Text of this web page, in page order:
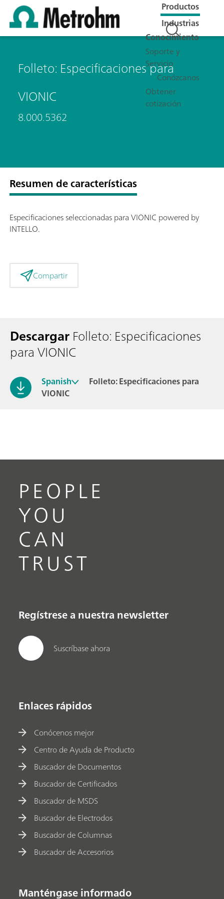
Productos
Industrias
Conocimiento
Soporte y
Servicio
Conózcanos
Obtener
cotización
Folleto: Especificaciones para
VIONIC
8.000.5362
Resumen de características
Especificaciones seleccionadas para VIONIC powered by
INTELLO.
Compartir
DescargarFolleto: Especificaciones
para VIONIC
Spanish
Folleto: Especificaciones para
VIONIC
PEOPLE
YOU
CAN
TRUST
Regístrese a nuestra newsletter
Suscríbase ahora
Enlaces rápidos
Conócenos mejor
Centro de Ayuda de Producto
Buscador de Documentos
Buscador de Certificados
Buscador de MSDS
Buscador de Electrodos
Buscador de Columnas
Buscador de Accesorios
Manténgase informado